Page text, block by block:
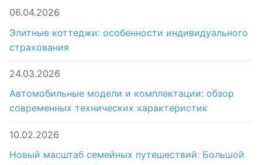
06.04.2026
Элитные коттеджи: особенности индивидуального
страхования
24.03.2026
Автомобильные модели и комплектации: обзор
современных технических характеристик
10.02.2026
Новый масштаб семейных путешествий: Большой